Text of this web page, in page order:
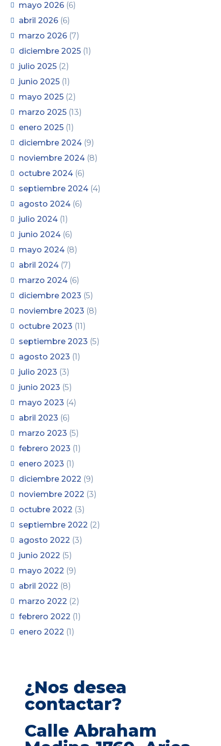
mayo 2026 (6)
abril 2026 (6)
marzo 2026 (7)
diciembre 2025 (1)
julio 2025 (2)
junio 2025 (1)
mayo 2025 (2)
marzo 2025 (13)
enero 2025 (1)
diciembre 2024 (9)
noviembre 2024 (8)
octubre 2024 (6)
septiembre 2024 (4)
agosto 2024 (6)
julio 2024 (1)
junio 2024 (6)
mayo 2024 (8)
abril 2024 (7)
marzo 2024 (6)
diciembre 2023 (5)
noviembre 2023 (8)
octubre 2023 (11)
septiembre 2023 (5)
agosto 2023 (1)
julio 2023 (3)
junio 2023 (5)
mayo 2023 (4)
abril 2023 (6)
marzo 2023 (5)
febrero 2023 (1)
enero 2023 (1)
diciembre 2022 (9)
noviembre 2022 (3)
octubre 2022 (3)
septiembre 2022 (2)
agosto 2022 (3)
junio 2022 (5)
mayo 2022 (9)
abril 2022 (8)
marzo 2022 (2)
febrero 2022 (1)
enero 2022 (1)
¿Nos desea
contactar?
Calle Abraham